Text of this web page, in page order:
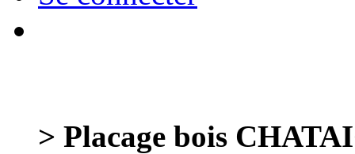
> Placage bois